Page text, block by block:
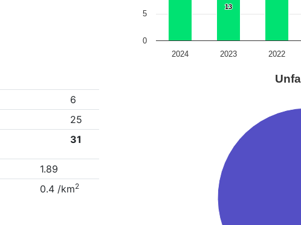
13
13
2024 2023 2022
0
5
6
25
31
1.89
0.4 /km2